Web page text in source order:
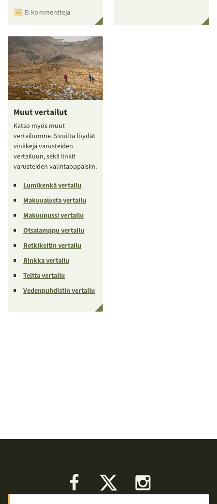
Ei kommentteja
Muut vertailut
Katso myös muut
vertailumme. Sivuilta löydät
vinkkejä varusteiden
vertailuun, sekä linkit
varusteiden valintaoppaisiin.
Lumikenkä vertailu
Makuualusta vertailu
Makuupussi vertailu
Otsalamppu vertailu
Retkikeitin vertailu
Rinkka vertailu
Teltta vertailu
Vedenpuhdistin vertailu
Facebook